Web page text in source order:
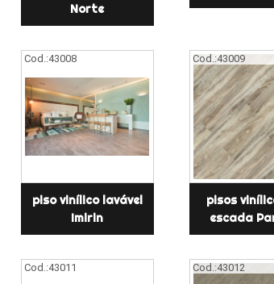
Norte
Cod.:43008
piso vinílico lavável
Imirin
Cod.:43009
pisos
escada
Cod.:43011 Cod.:43012